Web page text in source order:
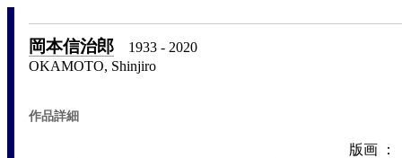
岡本信治郎 1933 - 2020
OKAMOTO, Shinjiro
作品詳細
版画